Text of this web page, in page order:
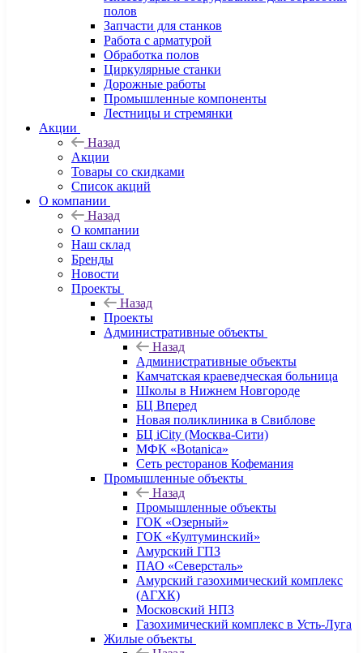
полов
Запчасти для станков
Работа с арматурой
Обработка полов
Циркулярные станки
Дорожные работы
Промышленные компоненты
Лестницы и стремянки
Акции
Назад
Акции
Товары со скидками
Список акций
О компании
Назад
О компании
Наш склад
Бренды
Новости
Проекты
Назад
Проекты
Административные объекты
Назад
Административные объекты
Камчатская краеведческая больница
Школы в Нижнем Новгороде
БЦ Вперед
Новая поликлиника в Свиблове
БЦ iCity (Москва-Сити)
МФК «Botanica»
Сеть ресторанов Кофемания
Промышленные объекты
Назад
Промышленные объекты
ГОК «Озерный»
ГОК «Култуминский»
Амурский ГПЗ
ПАО «Северсталь»
Амурский газохимический комплекс
(АГХК)
Московский НПЗ
Газохимический комплекс в Усть-Луга
Жилые объекты